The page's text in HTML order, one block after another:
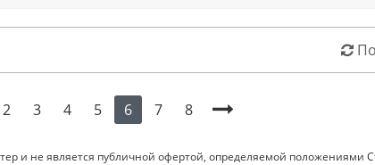
2 3 4 5 6 7 8
и не является публичной офертой, определяемой положениями